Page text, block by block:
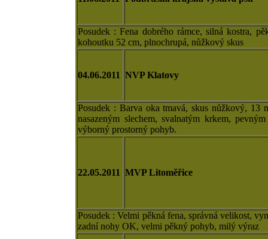
Posudek : Fena dobrého rámce, silná kostra,
kohoutku 52 cm, plnochrupá, nůžkový skus
04.06.2011 NVP Klatovy
Posudek : Barva oka tmavá, skus nůžkový, 13
nasazeným slechem, svalnatým krkem,
výborný prostorný pohyb.
22.05.2011 MVP Litoměřice
Posudek : Velmi pěkná fena, správná velikost,
zadní nohy OK, velmi pěkný pohyb, milý výraz